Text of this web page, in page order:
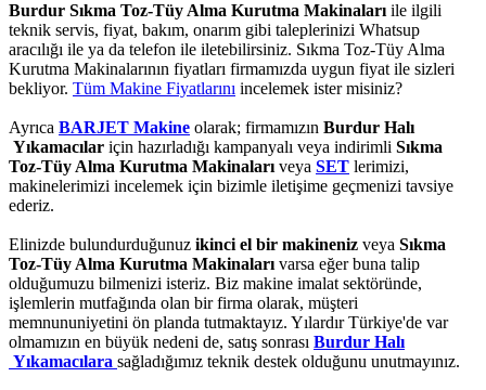
Burdur Sıkma Toz-Tüy Alma Kurutma Makinalarıile ilgili
teknik servis, fiyat, bakım, onarım gibi taleplerinizi Whatsup
aracılığı ile ya da telefon ile iletebilirsiniz. Sıkma Toz-Tüy Alma
Kurutma Makinalarının fiyatları firmamızda uygun fiyat ile sizleri
bekliyor. Tüm Makine Fiyatlarını incelemek ister misiniz?
Ayrıca BARJET Makine olarak; firmamızın Burdur Halı
Yıkamacılar için hazırladığı kampanyalı veya indirimli Sıkma
Toz-Tüy Alma Kurutma Makinalarıveya SET lerimizi,
makinelerimizi incelemek için bizimle iletişime geçmenizi tavsiye
ederiz.
Elinizde bulundurduğunuz ikinci el bir makineniz veya Sıkma
Toz-Tüy Alma Kurutma Makinalarıvarsa eğer buna talip
olduğumuzu bilmenizi isteriz. Biz makine imalat sektöründe,
işlemlerin mutfağında olan bir firma olarak, müşteri
memnununiyetini ön planda tutmaktayız. Yılardır Türkiye'de var
olmamızın en büyük nedeni de, satış sonrası Burdur Halı
Yıkamacılara sağladığımız teknik destek olduğunu unutmayınız.